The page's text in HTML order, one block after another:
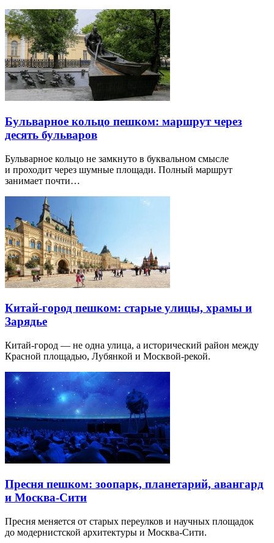
Бульварное кольцо пешком: маршрут через
десять бульваров
Бульварное кольцо не замкнуто в буквальном смысле
и проходит через шумные площади. Полный маршрут
занимает почти…
Китай-город пешком: старые улицы, храмы и
Зарядье
Китай-город — не одна улица, а исторический район между
Красной площадью, Лубянкой и Москвой-рекой.
Пресня пешком: зоопарк, планетарий, авангард
и Москва-Сити
Пресня меняется от старых переулков и научных площадок
до модернистской архитектуры и Москва-Сити.